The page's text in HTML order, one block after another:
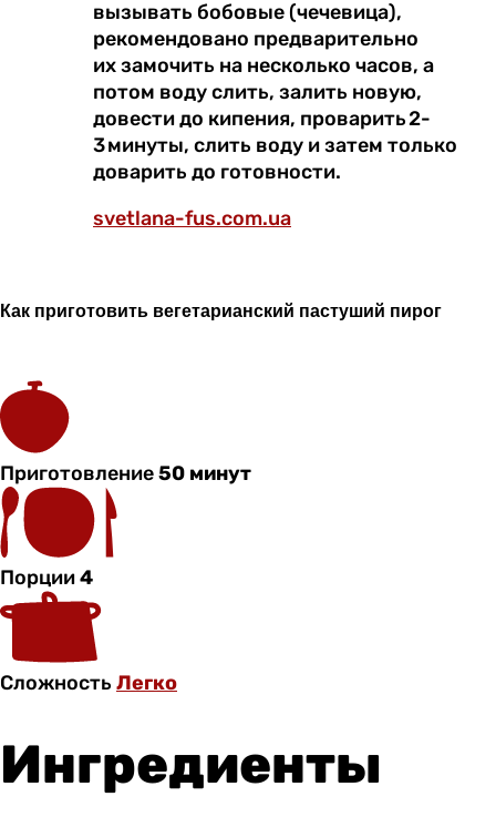
вызывать бобовые (чечевица),
рекомендовано предварительно
их замочить на несколько часов, а
потом воду слить, залить новую,
довести до кипения, проварить 2-
3 минуты, слить воду и затем только
доварить до готовности.
svetlana-fus.com.ua
Как приготовить вегетарианский пастуший пирог
Приготовление50 минут
Порции4
Сложность Легко
Ингредиенты